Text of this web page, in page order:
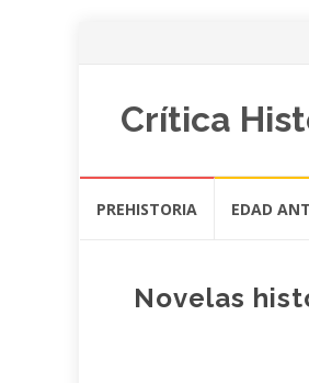
Crítica
PREHISTORIA EDAD
Novelas